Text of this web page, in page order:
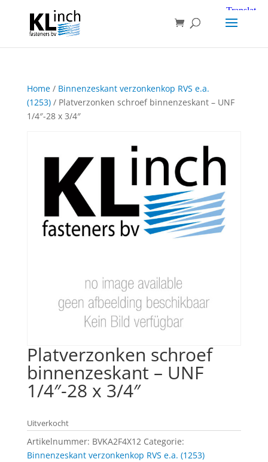
Home/ Binnenzeskant verzonkenkop RVS e.a.
(1253)/ Platverzonken schroef binnenzeskant – UNF
1/4″-28 x 3/4″
Platverzonken schroef
binnenzeskant – UNF
1/4″-28 x 3/4″
Uitverkocht
Artikelnummer: BVKA2F4X12 Categorie:
Binnenzeskant verzonkenkop RVS e.a. (1253)